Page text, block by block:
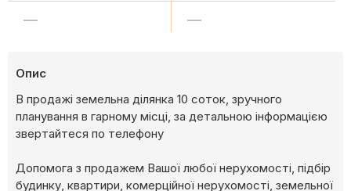
— —
Опис
В продажі земельна ділянка 10 соток, зручного
планування в гарному місці, за детальною інформацією
звертайтеся по телефону
Допомога з продажем Вашої любої нерухомості, підбір
будинку, квартири, комерційної нерухомості, земельної